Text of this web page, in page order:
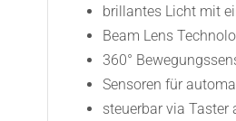
brillantes Licht mit
Beam Lens
360°
Sensoren für
steuerbar via Taster